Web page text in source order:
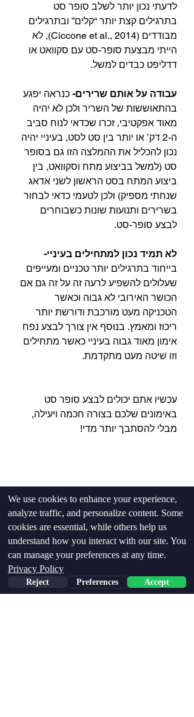
לדעתי נכון יותר לשלב סופר סט
בתרגילים קצת יותר “קלים” ובתרגילים
מבודדים (Ciccone et al., 2014), לא
הייתי מבצעת סופר-סט עם סקוואט או
דדליפט כבדים למשל.⁣
עבודה על אותם שרירים- כנראה יפגע
בהתאוששות של השריר ולכן לא יהיה
מאוד אפקטיבי, זכרו שכדאי לנוח סביב
ה-2 דק’ או יותר בין סט לסט, בעיניי יהיה
נכון להכליל את ההמלצה הזו גם בסופר
סט (למשל בביצוע מתח וסקוואט, בין
ביצוע המתח בסט הראשון לשני אדאג
שנחתי מספיק) ולכן לטעמי כדאי לבחור
בשרירים ותנועות שונות כשבוחרים
לבצע סופר-סט.⁣
לא תמיד נכון למתחילים בעיניי-
בייחוד בתרגילים יותר טכניים ומעייפים
שעלולים להשפיע לרעה זה על זה גם אם
הכושר האירובי לא גבוה וכאשר
הטכניקה מעט מורכבת ודורשת יותר
ריכוז ומאמץ. בנוסף אין צורך לבצע נפח
אימון מאוד גבוה בעיניי כאשר מתחילים
וזו שיטה מעט מתקדמת.
עכשיו אתם יכולים לבצע סופר סט
באימונים שלכם בצורה חכמה ויעילה,
מבלי להסתבך יותר מדי!
Phone Email Facebook
We use cookies to enhance your experience,
analyze traffic, and personalize content. Some
cookies are essential, while others help us
understand how you interact with our site. You
can manage your preferences at any time.
Privacy Policy
Reject Preferences Accept